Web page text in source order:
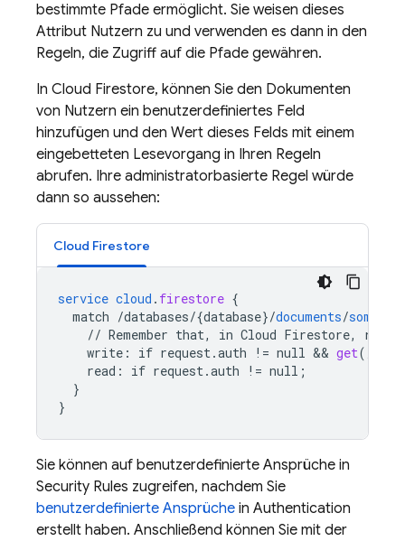
bestimmte Pfade ermöglicht. Sie weisen dieses
Attribut Nutzern zu und verwenden es dann in den
Regeln, die Zugriff auf die Pfade gewähren.
In Cloud Firestore, können Sie den Dokumenten
von Nutzern ein benutzerdefiniertes Feld
hinzufügen und den Wert dieses Felds mit einem
eingebetteten Lesevorgang in Ihren Regeln
abrufen. Ihre administratorbasierte Regel würde
dann so aussehen:
Cloud Firestore
service cloud . firestore {
match /databases/{database}/documents/
// Remember that, in Cloud Firestore,
reads
write : if request.auth != null && get(
read : if request.auth != null ;
}
}
Sie können auf benutzerdefinierte Ansprüche in
Security Rules zugreifen, nachdem Sie
benutzerdefinierte Ansprüche in Authentication
erstellt haben. Anschließend können Sie mit der